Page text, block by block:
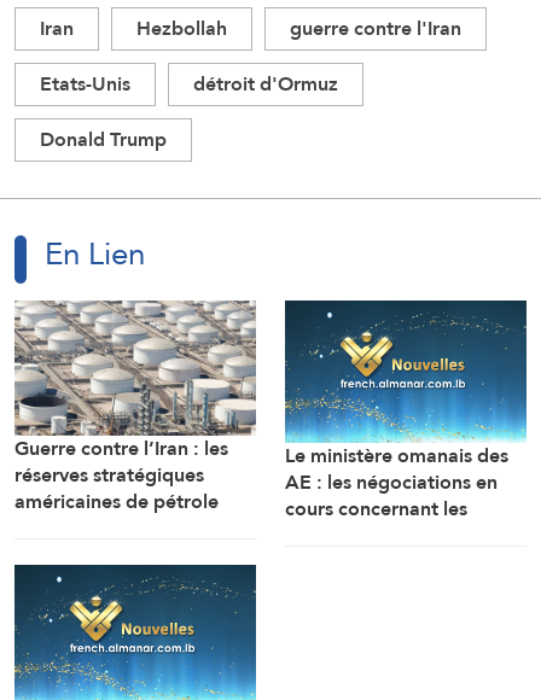
Iran
Hezbollah
guerre contre l'Iran
Etats-Unis
détroit d'Ormuz
Donald Trump
En Lien
Guerre contre l’Iran : les
réserves stratégiques
américaines de pétrole
Le ministère omanais des
AE : les négociations en
cours concernant les